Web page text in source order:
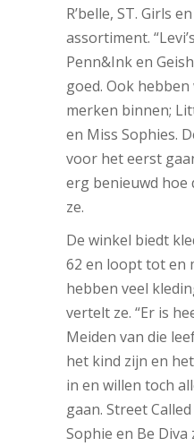
R’belle, ST. Girls
assortiment.
Penn&Ink en
goed. Ook
merken binnen;
en Miss Sophies.
voor het eerst
erg benieuwd hoe
ze.
De winkel biedt
62 en loopt tot en
hebben veel
vertelt ze. “Er is
Meiden van die
het kind zijn en
in en willen toch
gaan. Street
Sophie en Be